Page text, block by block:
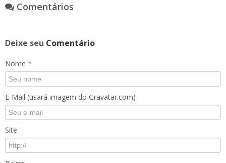
Comentários
Deixe seu Comentário
Nome *
E-Mail (usará imagem do Gravatar.com)
Site